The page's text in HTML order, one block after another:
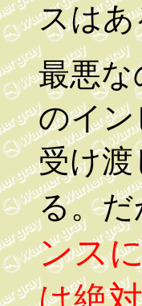
スは
最悪
のイ
受け渡
る。
ンス